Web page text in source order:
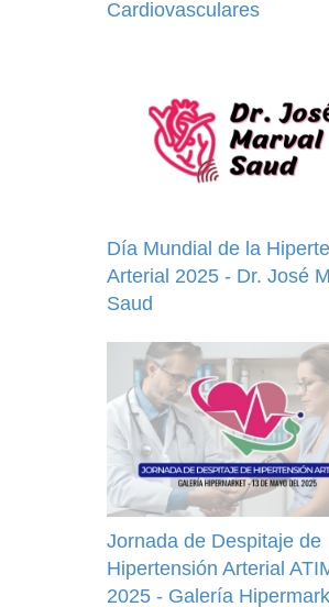
Cardiovasculares
Día Mundial de la
Arterial 2025 - Dr. José
Saud
Jornada de Despitaje de
Hipertensión Arterial
2025 - Galería